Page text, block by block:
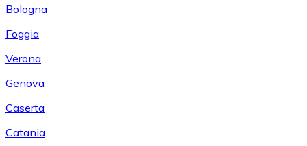
Bologna
Foggia
Verona
Genova
Caserta
Catania